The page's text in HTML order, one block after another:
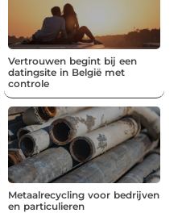
Vertrouwen begint bij een
datingsite in België met
controle
Metaalrecycling voor bedrijven
en particulieren